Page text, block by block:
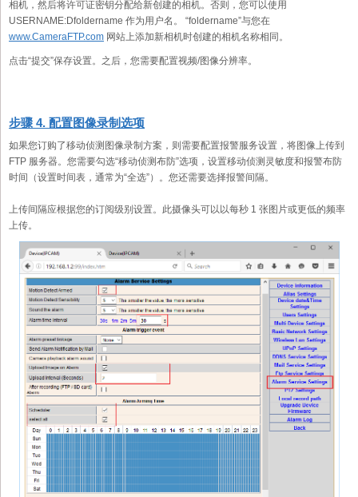
相机，然后将许可证密钥分配给新创建的相机。否则，您可以使用
USERNAME:Dfoldername 作为用户名。 “foldername”与您在
www.CameraFTP.com 网站上添加新相机时创建的相机名称相同。
点击“提交”保存设置。之后，您需要配置视频/图像分辨率。
步骤 4. 配置图像录制选项
如果您订购了移动侦测图像录制方案，则需要配置报警服务设置，将图像上传到
FTP 服务器。您需要勾选“移动侦测布防”选项，设置移动侦测灵敏度和报警布防
时间（设置时间表，通常为“全选”）。您还需要选择报警间隔。
上传间隔应根据您的订阅级别设置。此摄像头可以以每秒 1 张图片或更低的频率
上传。